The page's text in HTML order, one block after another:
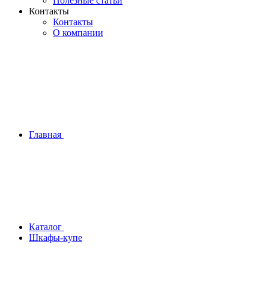
Контакты
Контакты
О компании
Главная
Каталог
Шкафы-купе